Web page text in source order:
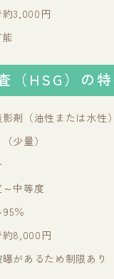
3,000円
（HSG）の
剤（油性または水性）
少量）
中等度
％
約8,000円
があるため制限あり